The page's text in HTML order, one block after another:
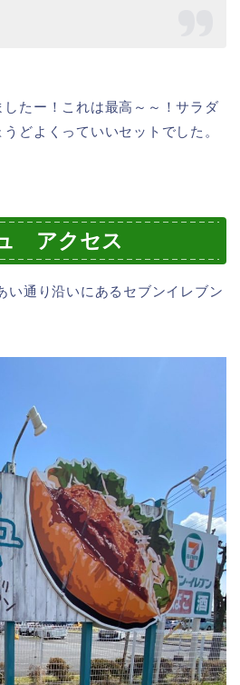
たー！これは最高～～！サラダ
どよくっていいセットでした。
アクセス
い通り沿いにあるセブンイレブン